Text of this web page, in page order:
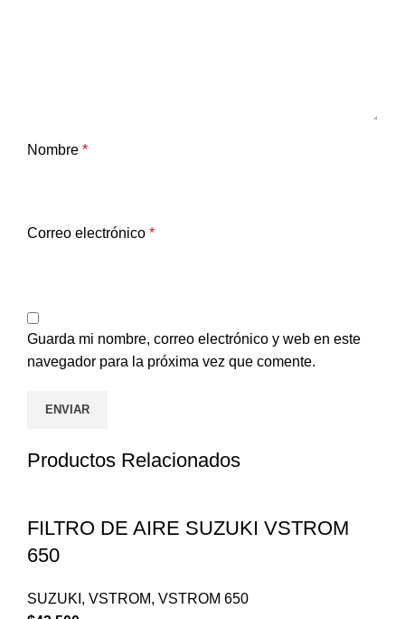
Nombre *
Correo electrónico *
Guarda mi nombre, correo electrónico y web en este
navegador para la próxima vez que comente.
Productos Relacionados
FILTRO DE AIRE SUZUKI VSTROM
650
SUZUKI , VSTROM, VSTROM 650